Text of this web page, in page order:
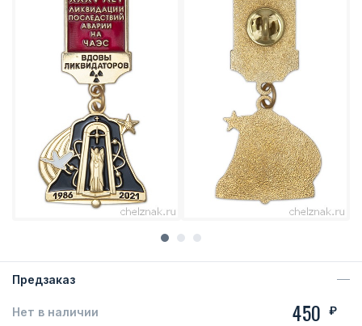
Предзаказ
Нет в наличии 450 ₽